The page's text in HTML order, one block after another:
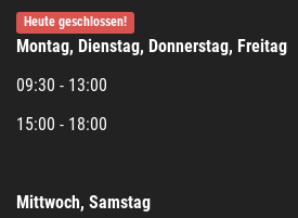
Heute geschlossen!
Montag, Dienstag, Donnerstag, Freitag
09:30 - 13:00
15:00 - 18:00
Mittwoch, Samstag